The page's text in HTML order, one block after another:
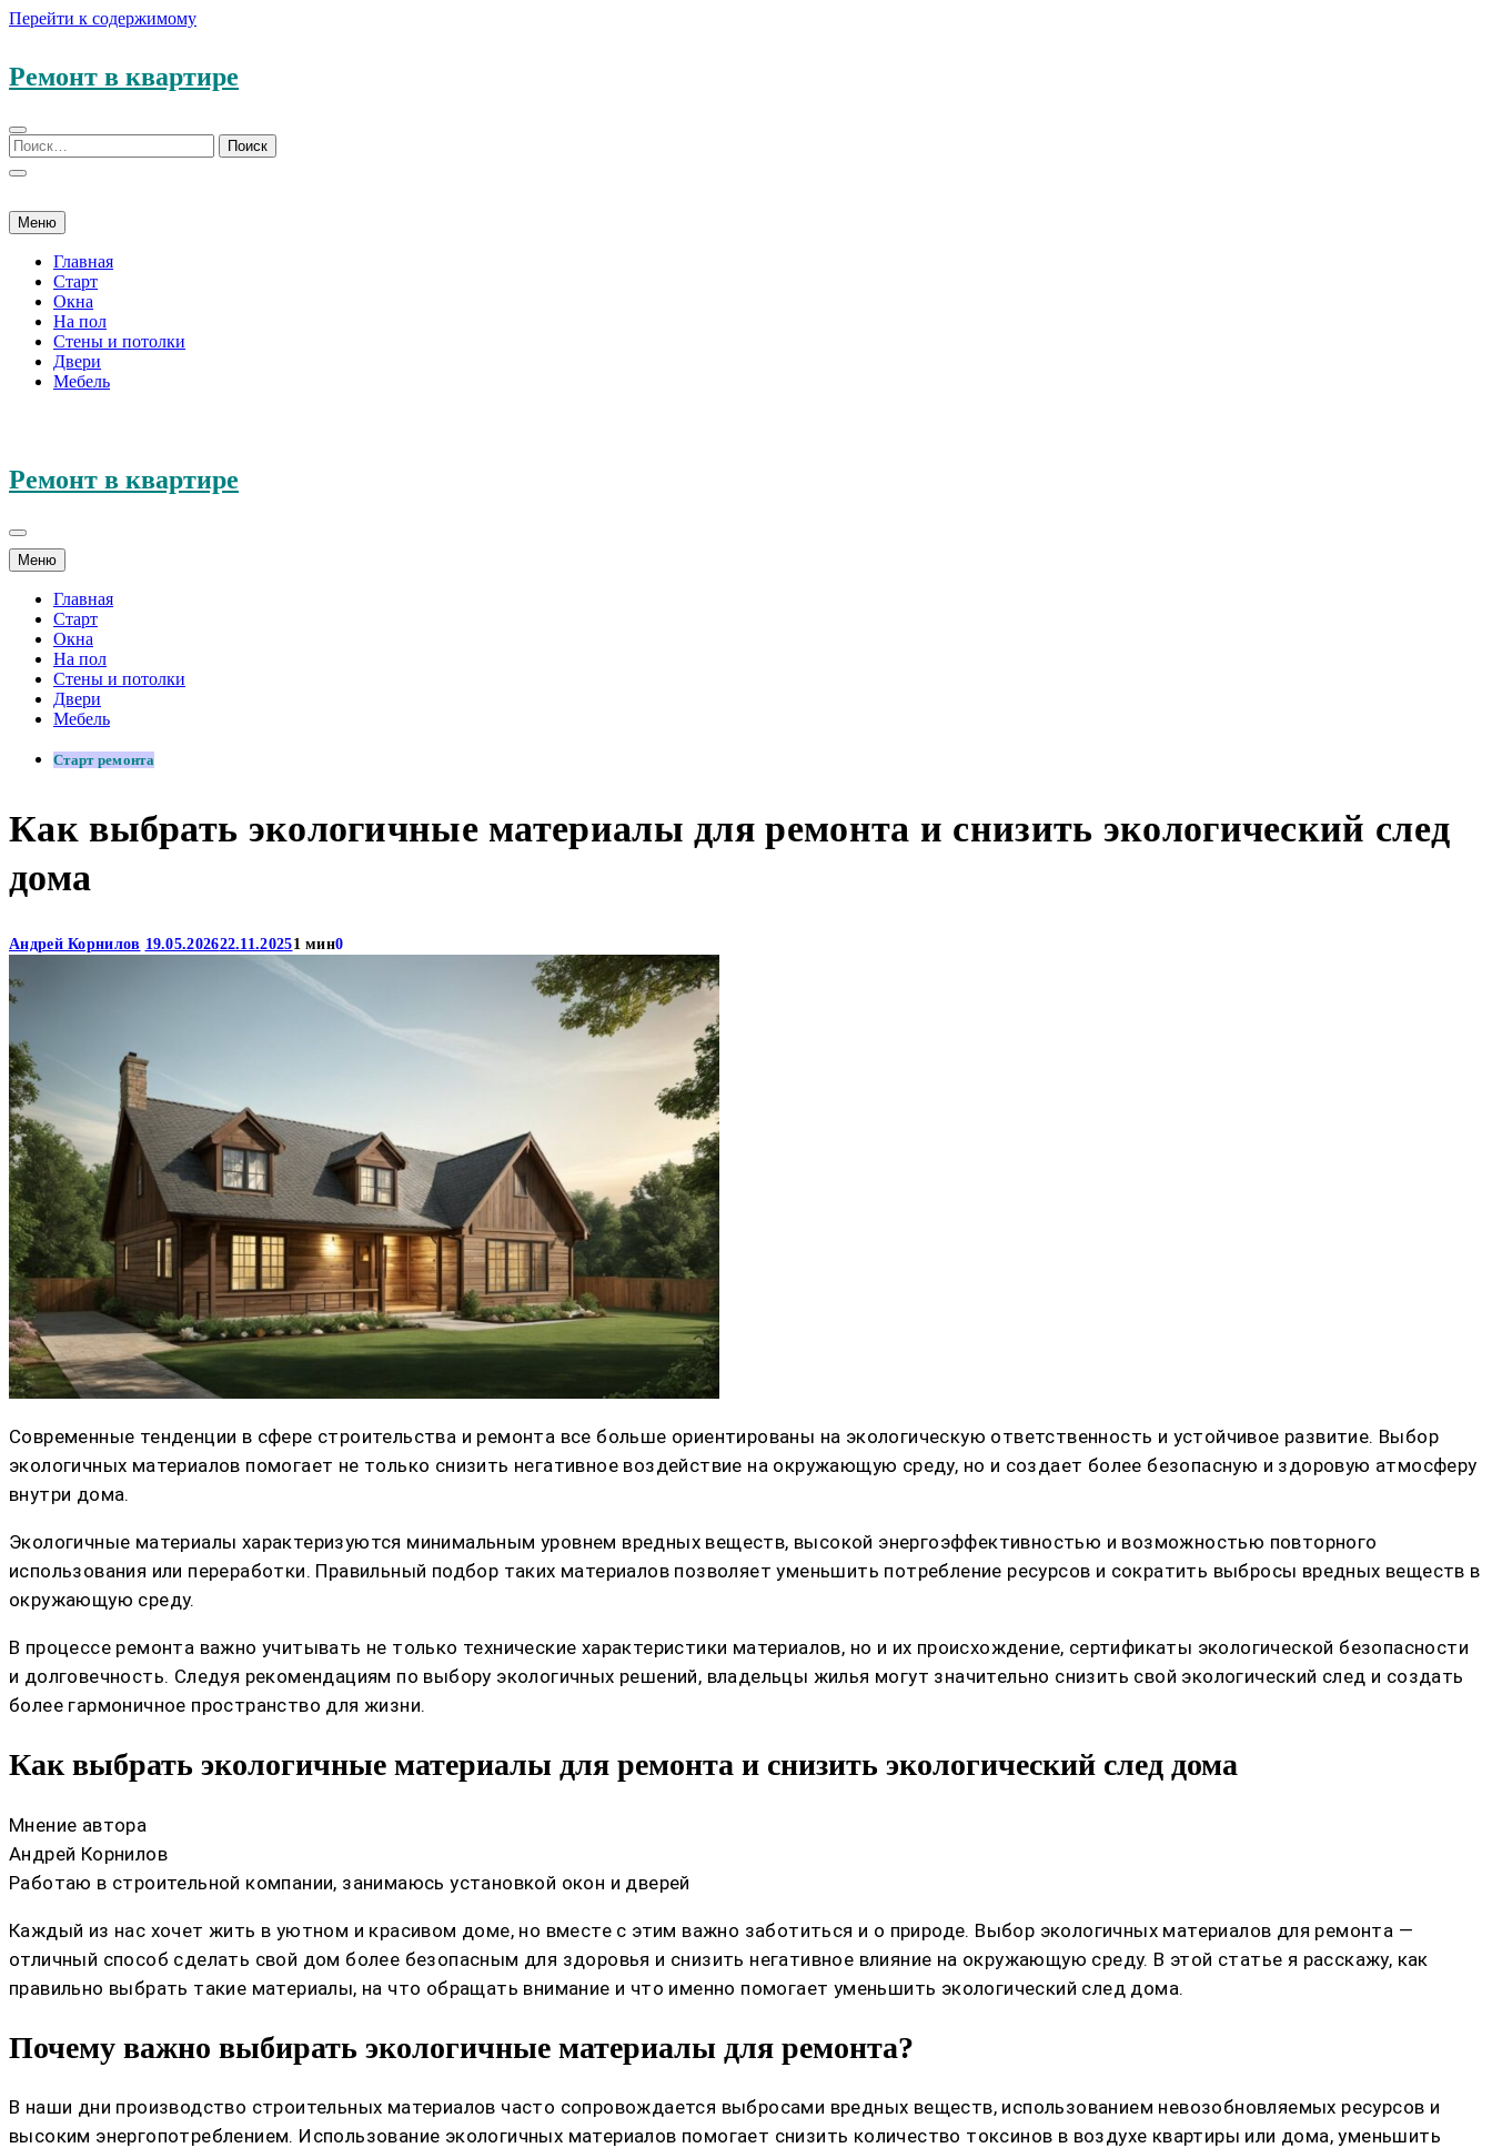
Перейти к содержимому
Ремонт в квартире
Меню
Главная
Старт
Окна
На пол
Стены и потолки
Двери
Мебель
Ремонт в квартире
Меню
Главная
Старт
Окна
На пол
Стены и потолки
Двери
Мебель
Старт ремонта
Как выбрать экологичные материалы для ремонта и снизить экологический след
дома
Андрей Корнилов 19.05.202622.11.20251 мин0
Современные тенденции в сфере строительства и ремонта все больше ориентированы на экологическую ответственность и устойчивое развитие. Выбор
экологичных материалов помогает не только снизить негативное воздействие на окружающую среду, но и создает более безопасную и здоровую атмосферу
внутри дома.
Экологичные материалы характеризуются минимальным уровнем вредных веществ, высокой энергоэффективностью и возможностью повторного
использования или переработки. Правильный подбор таких материалов позволяет уменьшить потребление ресурсов и сократить выбросы вредных веществ в
окружающую среду.
В процессе ремонта важно учитывать не только технические характеристики материалов, но и их происхождение, сертификаты экологической безопасности
и долговечность. Следуя рекомендациям по выбору экологичных решений, владельцы жилья могут значительно снизить свой экологический след и создать
более гармоничное пространство для жизни.
Как выбрать экологичные материалы для ремонта и снизить экологический след дома
Мнение автора
Андрей Корнилов
Работаю в строительной компании, занимаюсь установкой окон и дверей
Каждый из нас хочет жить в уютном и красивом доме, но вместе с этим важно заботиться и о природе. Выбор экологичных материалов для ремонта —
отличный способ сделать свой дом более безопасным для здоровья и снизить негативное влияние на окружающую среду. В этой статье я расскажу, как
правильно выбрать такие материалы, на что обращать внимание и что именно помогает уменьшить экологический след дома.
Почему важно выбирать экологичные материалы для ремонта?
В наши дни производство строительных материалов часто сопровождается выбросами вредных веществ, использованием невозобновляемых ресурсов и
высоким энергопотреблением. Использование экологичных материалов помогает снизить количество токсинов в воздухе квартиры или дома, уменьшить